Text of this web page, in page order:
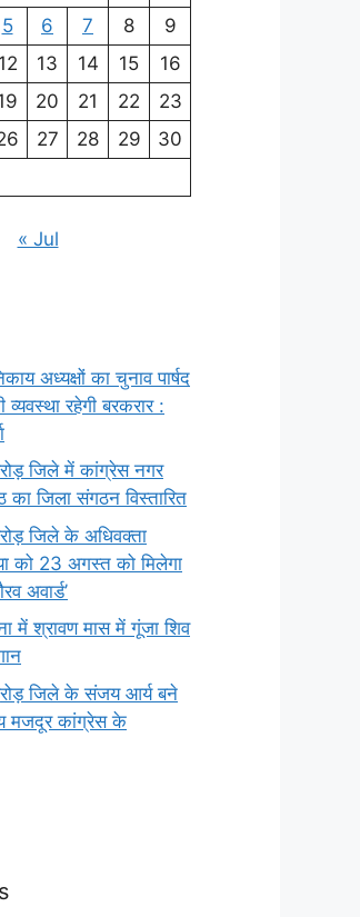
5 6 7 8
9
12 13 14 15
16
20 21 22
23
27 28 29
30
« Jul
अध्यक्षों का चुनाव पार्षद
व्यवस्था रहेगी बरकरार :
जिले में कांग्रेस नगर
का जिला संगठन विस्तारित
जिले के अधिवक्ता
को 23 अगस्त को मिलेगा
अवार्ड’
में श्रावण मास में गूंजा शिव
जिले के संजय आर्य बने
मजदूर कांग्रेस के